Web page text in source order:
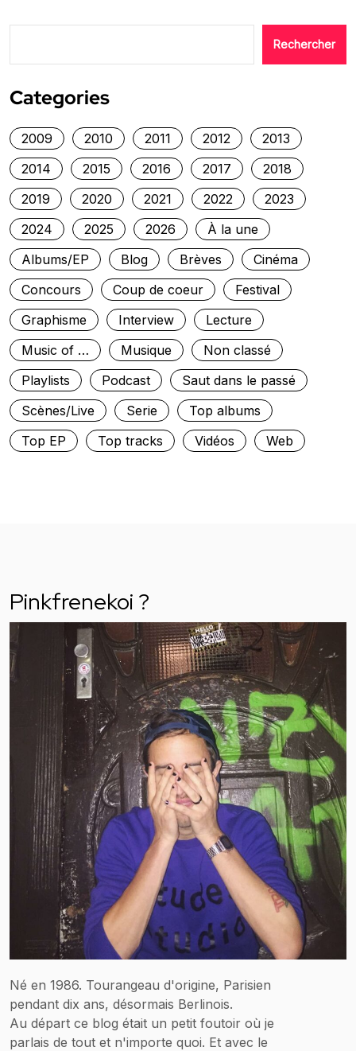
Rechercher
Categories
2009 2010 2011 2012
2013
2014
2015 2016 2017
2018
2019
2020 2021 2022
2023
2024
2025 2026
À la une
Albums/EP
Blog Brèves
Cinéma
Concours
Coup de coeur
Festival
Graphisme
Interview
Lecture
Music of …
Musique
Non classé
Playlists
Podcast
Saut dans le passé
Scènes/Live
Serie
Top albums
Top EP
Top tracks Vidéos Web
Pinkfrenekoi ?
Né en 1986. Tourangeau d'origine, Parisien
pendant dix ans, désormais Berlinois.
Au départ ce blog était un petit foutoir où je
parlais de tout et n'importe quoi. Et avec le